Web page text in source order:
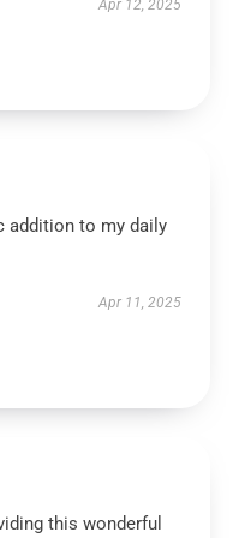
Apr 12, 2025
addition to my daily
Apr 11, 2025
this wonderful